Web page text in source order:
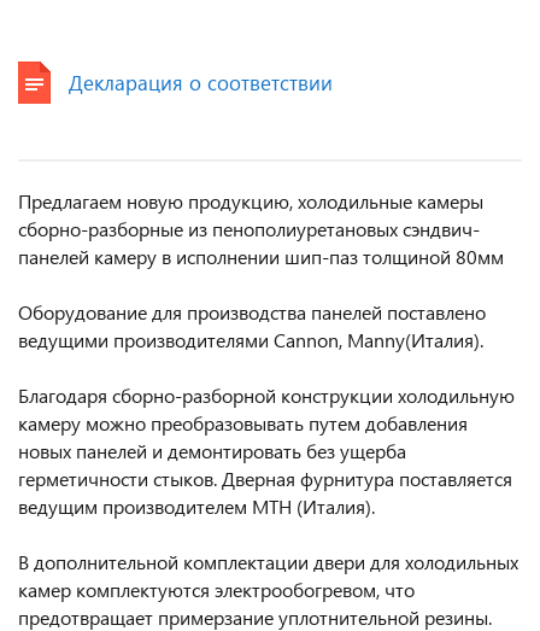
Декларация о соответствии
Предлагаем новую продукцию, холодильные камеры
сборно-разборные из пенополиуретановых сэндвич-
панелей камеру в исполнении шип-паз толщиной 80мм
Оборудование для производства панелей поставлено
ведущими производителями Сannon, Manny(Италия).
Благодаря сборно-разборной конструкции холодильную
камеру можно преобразовывать путем добавления
новых панелей и демонтировать без ущерба
герметичности стыков. Дверная фурнитура поставляется
ведущим производителем МТН (Италия).
В дополнительной комплектации двери для холодильных
камер комплектуются электрообогревом, что
предотвращает примерзание уплотнительной резины.